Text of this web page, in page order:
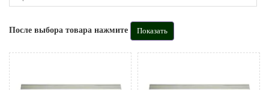
После выбора товара нажмите